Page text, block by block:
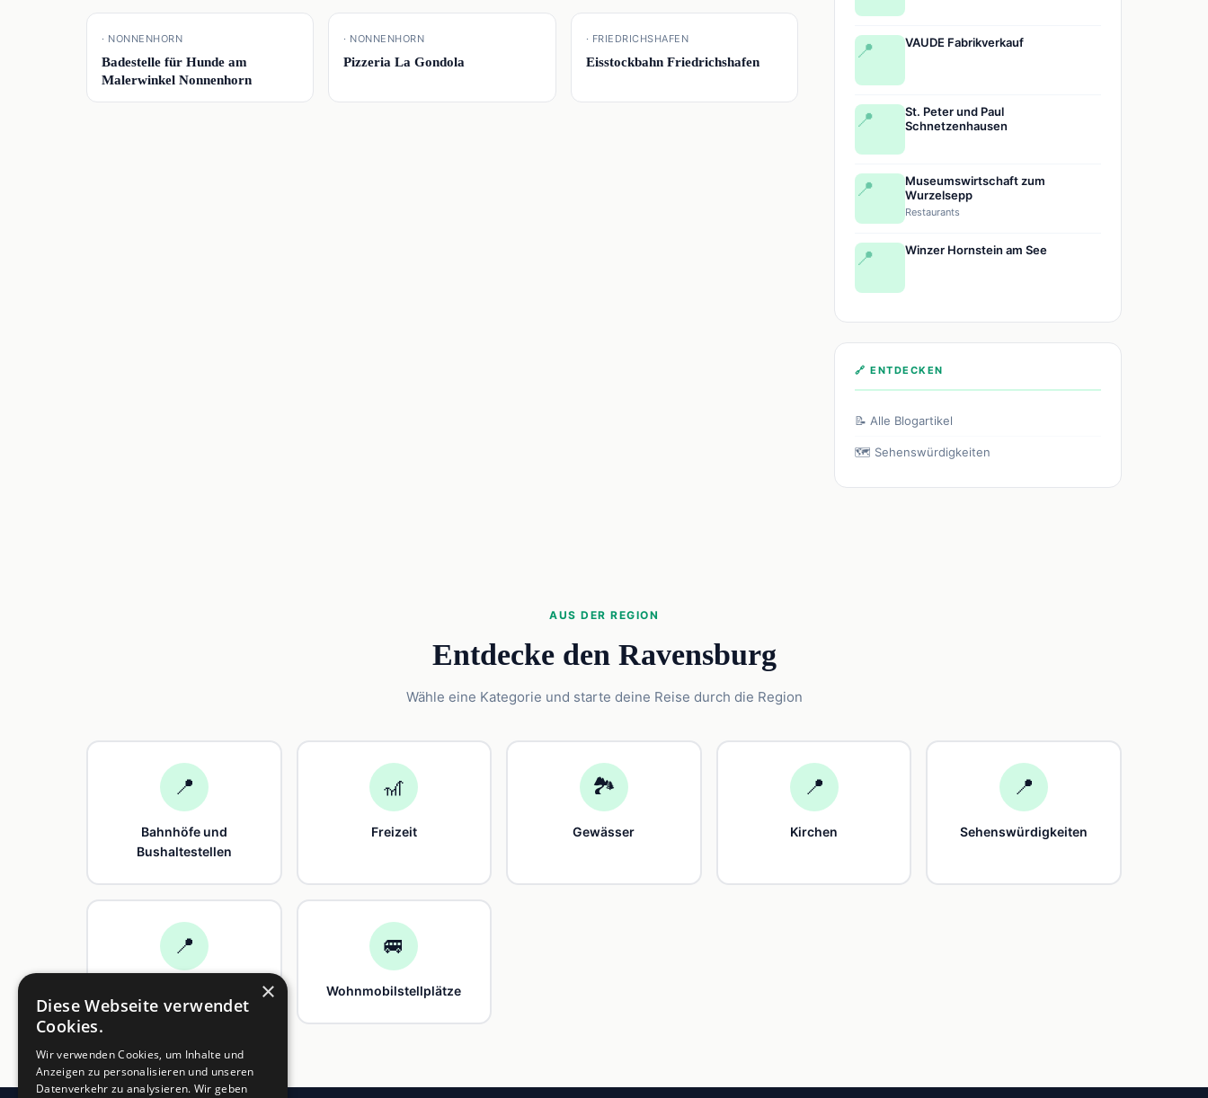
📍 VAUDE Fabrikverkauf
📍
St. Peter und Paul
Schnetzenhausen
📍
Museumswirtschaft zum
Wurzelsepp
Restaurants
📍 Winzer Hornstein am See
🔗 ENTDECKEN
📝 Alle Blogartikel
🗺️ Sehenswürdigkeiten
📍
· NONNENHORN
Badestelle für Hunde am
Malerwinkel Nonnenhorn
📍
· NONNENHORN
Pizzeria La Gondola
📍
· FRIEDRICHSHAFEN
Eisstockbahn Friedrichshafen
AUS DER REGION
Entdecke den Ravensburg
Wähle eine Kategorie und starte deine Reise durch die Region
📍
Bahnhöfe und
Bushaltestellen
🎢
Freizeit
🏞️
Gewässer
📍
Kirchen
📍
Sehenswürdigkeiten
📍 🚐
Wohnmobilstellplätze
×
Diese Webseite verwendet
Cookies.
Wir verwenden Cookies, um Inhalte und
Anzeigen zu personalisieren und unseren
Datenverkehr zu analysieren. Wir geben